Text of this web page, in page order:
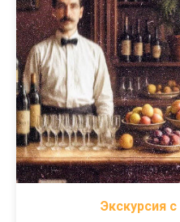
Экскурсия